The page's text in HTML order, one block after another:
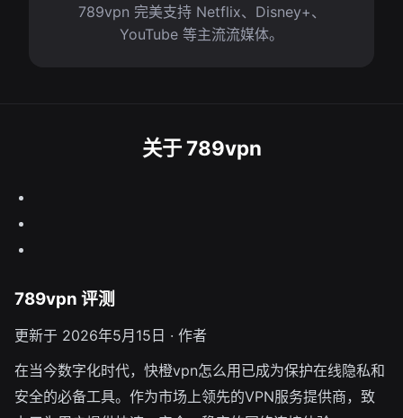
789vpn 完美支持 Netflix、Disney+、
YouTube 等主流流媒体。
关于 789vpn
789vpn 评测
更新于 2026年5月15日 · 作者
在当今数字化时代，快橙vpn怎么用已成为保护在线隐私和
安全的必备工具。作为市场上领先的VPN服务提供商，致